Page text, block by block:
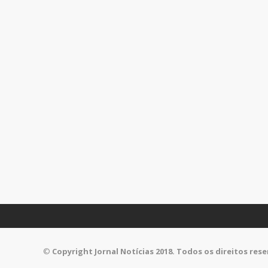
© Copyright Jornal Notícias 2018. Todos os direitos